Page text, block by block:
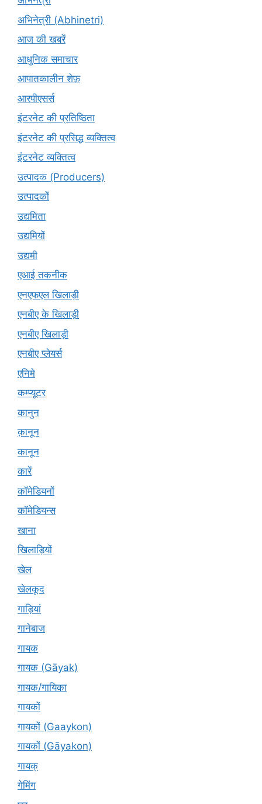
अभिनेत्री (Abhinetri)
आज की खबरें
आधुनिक समाचार
आपातकालीन शेफ़
आरपीएसर्स
इंटरनेट की प्रतिष्ठिता
इंटरनेट की प्रसिद्ध व्यक्तित्व
इंटरनेट व्यक्तित्व
उत्पादक (Producers)
उत्पादकों
उद्यमिता
उद्यमियों
उद्यमी
एआई तकनीक
एनएफएल खिलाड़ी
एनबीए के खिलाड़ी
एनबीए खिलाड़ी
एनबीए प्लेयर्स
एनिमे
कम्प्यूटर
कानुन
क़ानून
कानून
कारें
कॉमेडियनों
कॉमेडियन्स
खाना
खिलाड़ियों
खेल
खेलकूद
गाड़ियां
गानेबाज
गायक
गायक (Gāyak)
गायक/गायिका
गायकों
गायकों (Gaaykon)
गायकों (Gāyakon)
गायक्
गेमिंग